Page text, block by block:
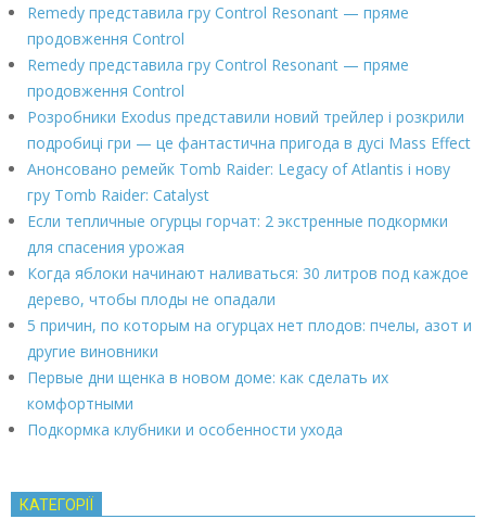
Remedy представила гру Control Resonant — пряме
продовження Control
Remedy представила гру Control Resonant — пряме
продовження Control
Розробники Exodus представили новий трейлер і розкрили
подробиці гри — це фантастична пригода в дусі Mass Effect
Анонсовано ремейк Tomb Raider: Legacy of Atlantis і нову
гру Tomb Raider: Catalyst
Если тепличные огурцы горчат: 2 экстренные подкормки
для спасения урожая
Когда яблоки начинают наливаться: 30 литров под каждое
дерево, чтобы плоды не опадали
5 причин, по которым на огурцах нет плодов: пчелы, азот и
другие виновники
Первые дни щенка в новом доме: как сделать их
комфортными
Подкормка клубники и особенности ухода
КАТЕГОРІЇ